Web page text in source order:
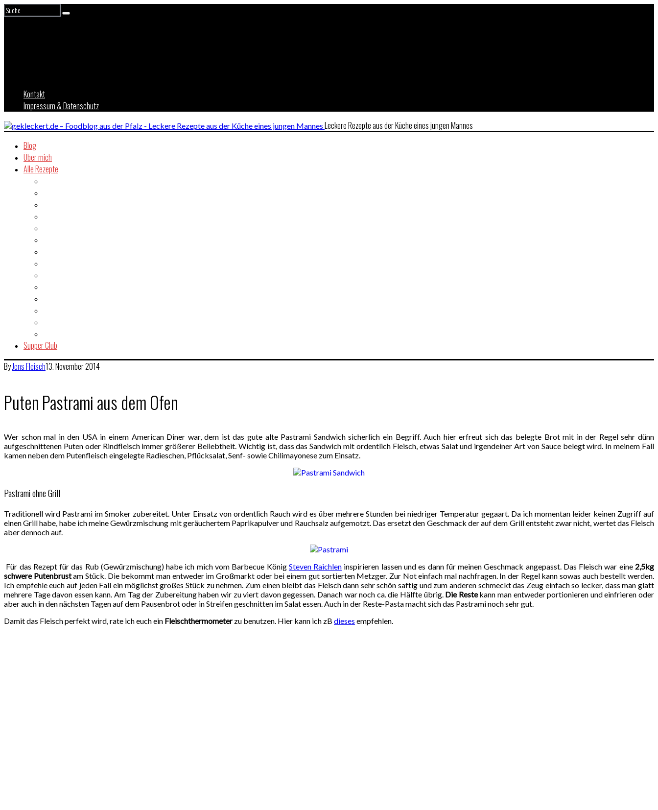
Kontakt
Impressum & Datenschutz
Leckere Rezepte aus der Küche eines jungen Mannes
Blog
Über mich
Alle Rezepte
Supper Club
ByJensFleisch13. November 2014
Puten Pastrami aus dem Ofen
Wer schon mal in den USA in einem American Diner war, dem ist das gute alte Pastrami Sandwich sicherlich ein Begriff. Auch hier erfreut sich das belegte Brot mit in der Regel sehr dünn
aufgeschnittenen Puten oder Rindfleisch immer größerer Beliebtheit. Wichtig ist, dass das Sandwich mit ordentlich Fleisch, etwas Salat und irgendeiner Art von Sauce belegt wird. In meinem Fall
kamen neben dem Putenfleisch eingelegte Radieschen, Pflücksalat, Senf- sowie Chilimayonese zum Einsatz.
Pastrami ohne Grill
Traditionell wird Pastrami im Smoker zubereitet. Unter Einsatz von ordentlich Rauch wird es über mehrere Stunden bei niedriger Temperatur gegaart. Da ich momentan leider keinen Zugriff auf
einen Grill habe, habe ich meine Gewürzmischung mit geräuchertem Paprikapulver und Rauchsalz aufgemotzt. Das ersetzt den Geschmack der auf dem Grill entsteht zwar nicht, wertet das Fleisch
aber dennoch auf.
Für das Rezept für das Rub (Gewürzmischung) habe ich mich vom Barbecue König Steven Raichlen inspirieren lassen und es dann für meinen Geschmack angepasst. Das Fleisch war eine 2,5kg
schwere Putenbrustam Stück. Die bekommt man entweder im Großmarkt oder bei einem gut sortierten Metzger. Zur Not einfach mal nachfragen. In der Regel kann sowas auch bestellt werden.
Ich empfehle euch auf jeden Fall ein möglichst großes Stück zu nehmen. Zum einen bleibt das Fleisch dann sehr schön saftig und zum anderen schmeckt das Zeug einfach so lecker, dass man glatt
mehrere Tage davon essen kann. Am Tag der Zubereitung haben wir zu viert davon gegessen. Danach war noch ca. die Hälfte übrig. Die Restekann man entweder portionieren und einfrieren oder
aber auch in den nächsten Tagen auf dem Pausenbrot oder in Streifen geschnitten im Salat essen. Auch in der Reste-Pasta macht sich das Pastrami noch sehr gut.
Damit das Fleisch perfekt wird, rate ich euch ein Fleischthermometerzu benutzen. Hier kann ich zB dieses empfehlen.